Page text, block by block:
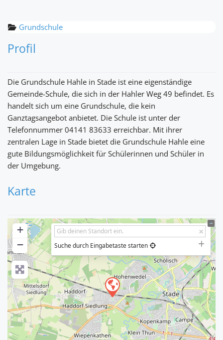
Grundschule
Profil
Die Grundschule Hahle in Stade ist eine eigenständige
Gemeinde-Schule, die sich in der Hahler Weg 49 befindet. Es
handelt sich um eine Grundschule, die kein
Ganztagsangebot anbietet. Die Schule ist unter der
Telefonnummer 04141 83633 erreichbar. Mit ihrer
zentralen Lage in Stade bietet die Grundschule Hahle eine
gute Bildungsmöglichkeit für Schülerinnen und Schüler in
der Umgebung.
Karte
+
−
Suche durch Eingabetaste starten